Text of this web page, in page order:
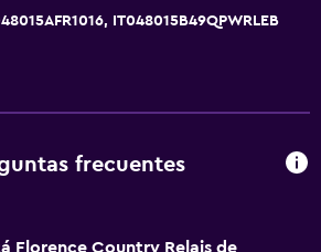
IT048015B49QPWRLEB
frecuentes
Florence Country Relais de